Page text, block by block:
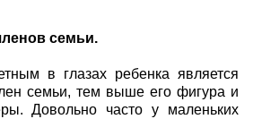
семьи.
в глазах ребенка является
семьи, тем выше его фигура и
Довольно часто у маленьких